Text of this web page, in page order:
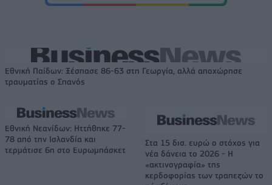
Εθνική Παίδων: Ξέσπασε 86-63 στη Γεωργία, αλλά αποχώρησε
τραυματίας ο Σπανός
Εθνική Νεανίδων: Ηττήθηκε 77-
78 από την Ισλανδία και
τερμάτισε 6η στο Ευρωμπάσκετ
Στα 15 δισ. ευρώ ο στόχος για
νέα δάνεια το 2026 - Η
«ακτινογραφία» της
κερδοφορίας των τραπεζών το